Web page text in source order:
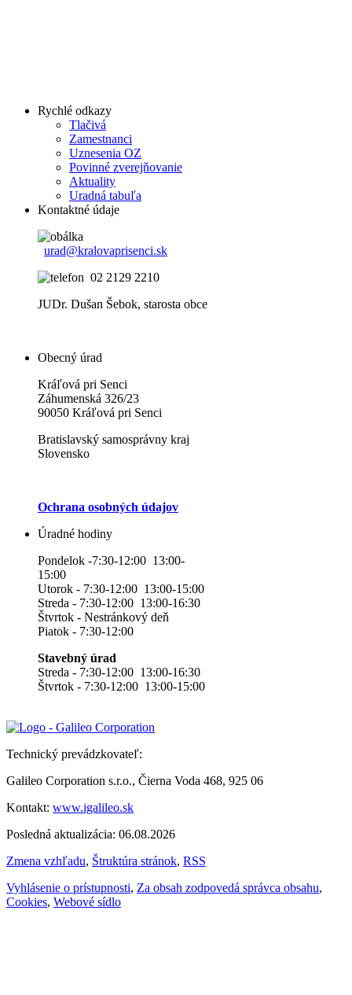
Rychlé odkazy
Tlačivá
Zamestnanci
Uznesenia OZ
Povinné zverejňovanie
Aktuality
Uradná tabuľa
Kontaktné údaje
urad@kralovaprisenci.sk
02 2129 2210
JUDr. Dušan Šebok, starosta obce
Obecný úrad
Kráľová pri Senci
Záhumenská 326/23
90050 Kráľová pri Senci
Bratislavský samosprávny kraj
Slovensko
Ochrana osobných údajov
Úradné hodiny
Pondelok -7:30-12:00 13:00-
15:00
Utorok - 7:30-12:00 13:00-15:00
Streda - 7:30-12:00 13:00-16:30
Štvrtok - Nestránkový deň
Piatok - 7:30-12:00
Stavebný úrad
Streda - 7:30-12:00 13:00-16:30
Štvrtok - 7:30-12:00 13:00-15:00
Technický prevádzkovateľ:
Galileo Corporation s.r.o., Čierna Voda 468, 925 06
Kontakt: www.igalileo.sk
Posledná aktualizácia: 06.08.2026
Zmena vzhľadu, Štruktúra stránok, RSS
Vyhlásenie o prístupnosti, Za obsah zodpovedá správca obsahu,
Cookies, Webové sídlo